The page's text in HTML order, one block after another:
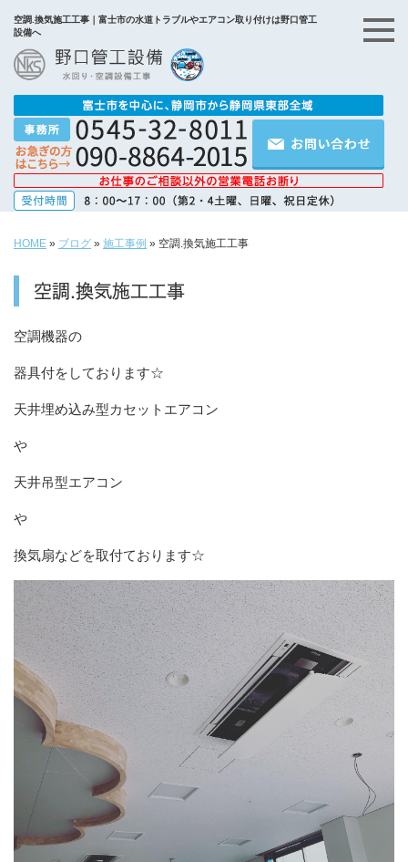
空調.換気施工工事｜富士市の水道トラブルやエアコン取り付けは野口管工
設備へ
HOME » ブログ » 施工事例 » 空調.換気施工工事
空調.換気施工工事
空調機器の
器具付をしております☆
天井埋め込み型カセットエアコン
や
天井吊型エアコン
や
換気扇などを取付ております☆